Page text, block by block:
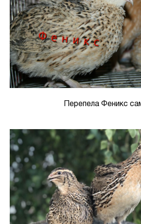
Перепела Феникс